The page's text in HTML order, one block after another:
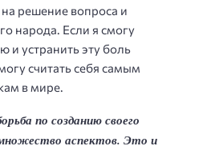
решение вопроса и
народа. Если я смогу
и устранить эту боль
считать себя самым
в мире.
по созданию своего
ножество аспектов. Это и